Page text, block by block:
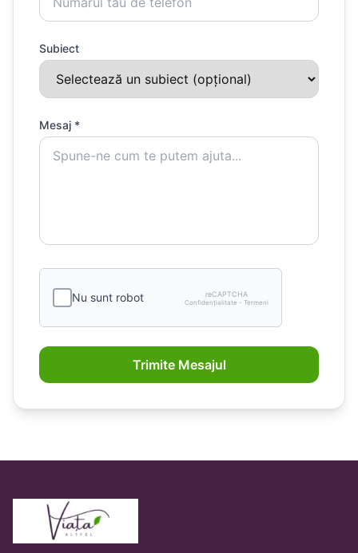
Subiect
Mesaj *
Nu sunt robot reCAPTCHA
Confidențialitate - Termeni
Trimite Mesajul